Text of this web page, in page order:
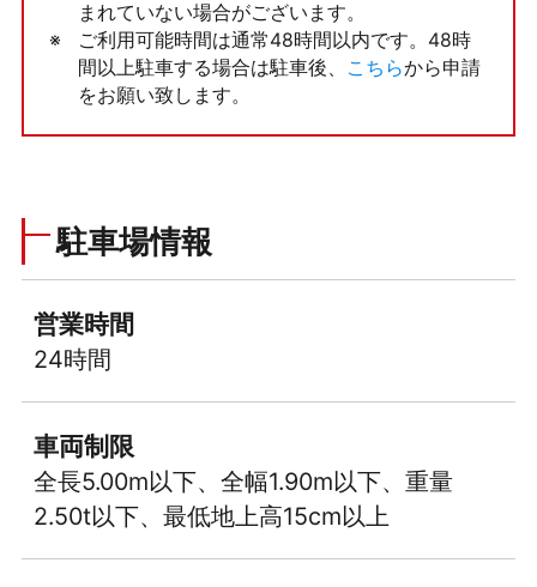
まれていない場合がございます。
ご利用可能時間は通常48時間以内です。48時
間以上駐車する場合は駐車後、
こちらから申請
をお願い致します。
駐車場情報
営業時間
24時間
車両制限
全長5.00m以下、全幅1.90m以下、重量
2.50t以下、最低地上高15cm以上